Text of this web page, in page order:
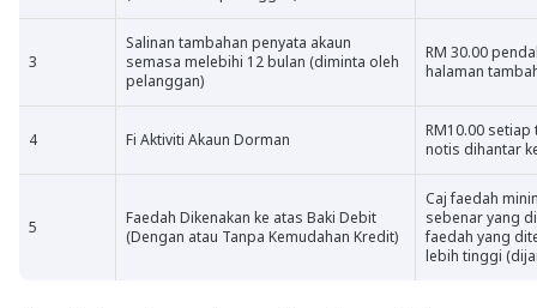
3
Salinan tambahan penyata akaun
semasa melebihi 12 bulan (diminta oleh
pelanggan)
RM 30.00
halaman
4 Fi Aktiviti Akaun Dorman
RM10.00
notis dihantar
5
Faedah Dikenakan ke atas Baki Debit
(Dengan atau Tanpa Kemudahan Kredit)
Caj faedah
sebenar yang
faedah yang
lebih tinggi